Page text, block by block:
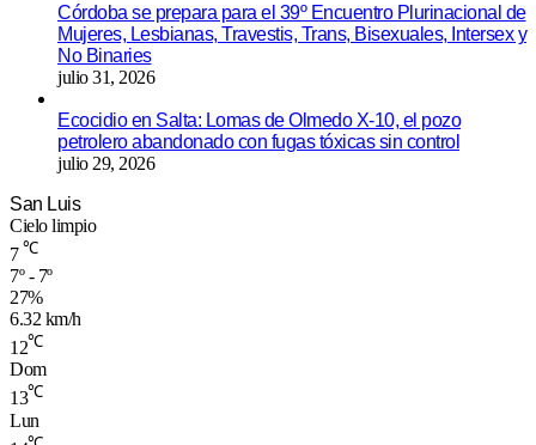
Córdoba se prepara para el 39º Encuentro Plurinacional de
Mujeres, Lesbianas, Travestis, Trans, Bisexuales, Intersex y
No Binaries
julio 31, 2026
Ecocidio en Salta: Lomas de Olmedo X-10, el pozo
petrolero abandonado con fugas tóxicas sin control
julio 29, 2026
San Luis
Cielo limpio
7 ℃
7º - 7º
27%
6.32 km/h
12℃
Dom
13℃
Lun